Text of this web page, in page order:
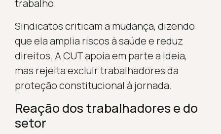
trabalho.
Sindicatos criticam a mudança, dizendo
que ela amplia riscos à saúde e reduz
direitos. A CUT apoia em parte a ideia,
mas rejeita excluir trabalhadores da
proteção constitucional à jornada.
Reação dos trabalhadores e do
setor